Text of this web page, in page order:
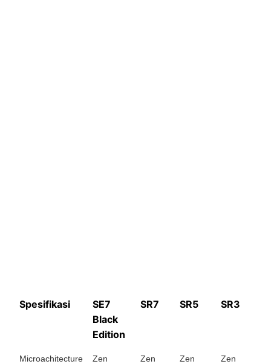
Spesifikasi
SE7
Black
Edition
SR7 SR5 SR3
Microachitecture Zen Zen Zen Zen